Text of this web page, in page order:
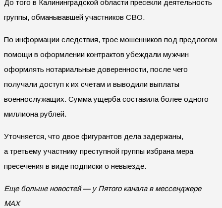
До того в Калининградской области пресекли деятельность
группы, обманывавшей участников СВО.
По информации следствия, трое мошенников под предлогом
помощи в оформлении контрактов убеждали мужчин
оформлять нотариальные доверенности, после чего
получали доступ к их счетам и выводили выплаты
военнослужащих. Сумма ущерба составила более одного
миллиона рублей.
Уточняется, что двое фигурантов дела задержаны,
а третьему участнику преступной группы избрана мера
пресечения в виде подписки о невыезде.
Еще больше новостей — у Пятого канала в мессенджере
MAX